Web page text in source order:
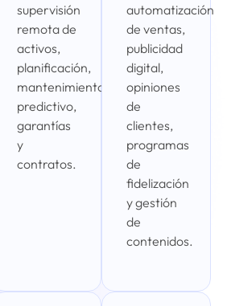
supervisión
remota de
activos,
planificación,
mantenimiento
predictivo,
garantías
y
contratos.
automatización
de ventas,
publicidad
digital,
opiniones
de
clientes,
programas
de
fidelización
y gestión
de
contenidos.